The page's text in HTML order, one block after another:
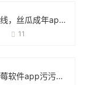
深夜版上线，丝瓜成年app视频软件为何引发热议？
11
当丝瓜草莓软件app污污下载午夜版遇上手机安全：你需要知道的那些事